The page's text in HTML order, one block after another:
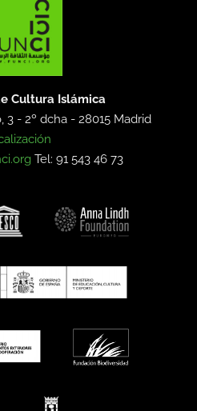
Cultura Islámica
3 - 2º dcha -28015 Madrid
Tel: 91 543 46 73